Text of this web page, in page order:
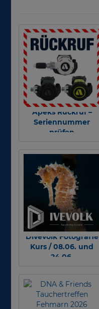
Apeks Rückruf –
Seriennummer
prüfen
Divevolk Fotografie
Kurs / 08.06. und
24.06.